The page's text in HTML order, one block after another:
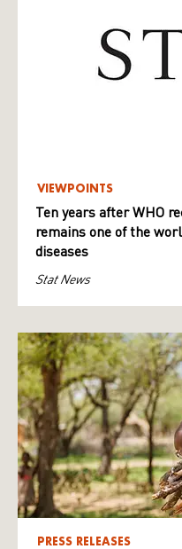
VIEWPOINTS
Ten years after WHO
remains one of the
diseases
Stat News
PRESS RELEASES